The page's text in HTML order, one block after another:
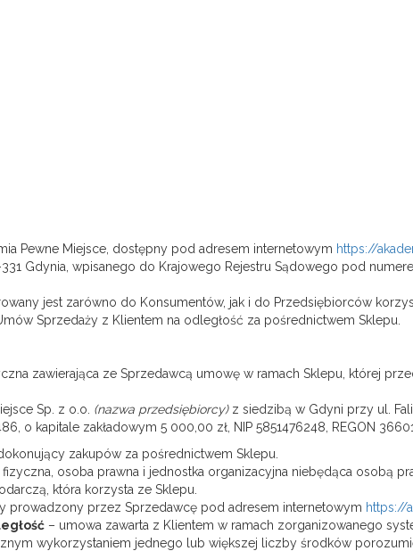
Pewne Miejsce, dostępny pod adresem internetowym https://
Gdynia, wpisanego do Krajowego Rejestru Sądowego pod
jest zarówno do Konsumentów, jak i do Przedsiębiorców
Sprzedaży z Klientem na odległość za pośrednictwem Sklepu.
zawierająca ze Sprzedawcą umowę w ramach Sklepu, której
Sp. z o.o. (nazwa przedsiębiorcy)z siedzibą w Gdyni przy ul.
o kapitale zakładowym 5 000,00 zł, NIP 5851476248, REGON
zakupów za pośrednictwem Sklepu.
osoba prawna i jednostka organizacyjna niebędąca osobą
która korzysta ze Sklepu.
prowadzony przez Sprzedawcę pod adresem internetowym https://
– umowa zawarta z Klientem w ramach zorganizowanego
wykorzystaniem jednego lub większej liczby środków